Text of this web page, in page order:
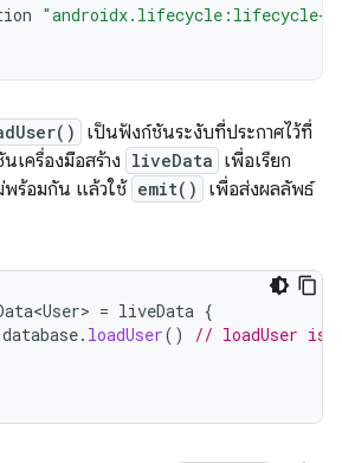
"androidx.lifecycle:lifecycle-
เป็นฟังก์ชันระงับที่ประกาศไว้ที่
เครื่องมือสร้าง liveData เพื่อเรียก
ร้อมกัน แล้วใช้ emit()
เพื่อส่งผลลัพธ์
= liveData {
database. loadUser()
// loadUser is